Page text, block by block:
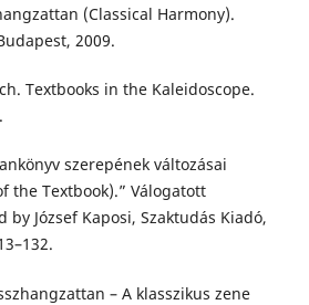
(Classical Harmony).
2009.
Textbooks in the Kaleidoscope.
szerepének változásai
the Textbook).” Válogatott
József Kaposi, Szaktudás Kiadó,
– A klasszikus zene